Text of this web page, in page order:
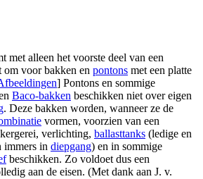
met alleen het voorste deel van een
om voor bakken en pontons met een platte
] Pontons en sommige
Baco-bakken beschikken niet over eigen
. Deze bakken worden, wanneer ze de
vormen, voorzien van een
verlichting, ballasttanks (ledige en
immers in diepgang) en in sommige
beschikken. Zo voldoet dus een
aan de eisen. (Met dank aan J. v.